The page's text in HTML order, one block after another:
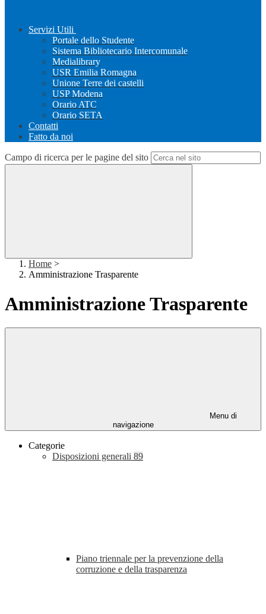
Servizi Utili
Portale dello Studente
Sistema Bibliotecario Intercomunale
Medialibrary
USR Emilia Romagna
Unione Terre dei castelli
USP Modena
Orario ATC
Orario SETA
Contatti
Fatto da noi
Campo di ricerca per le pagine del sito
Home >
Amministrazione Trasparente
Amministrazione Trasparente
Menu di
navigazione
Categorie
Disposizioni generali 89
Piano triennale per la prevenzione della
corruzione e della trasparenza